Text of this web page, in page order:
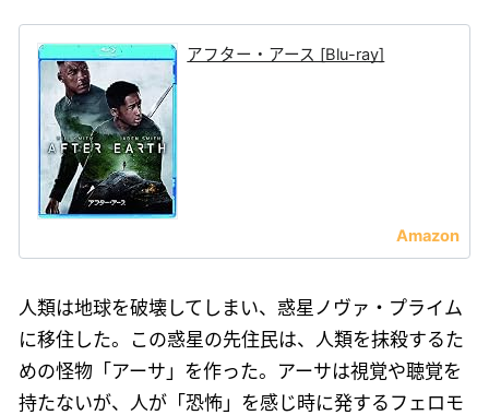
アフター・アース [Blu-ray]
人類は地球を破壊してしまい、惑星ノヴァ・プライム
に移住した。この惑星の先住民は、人類を抹殺するた
めの怪物「アーサ」を作った。アーサは視覚や聴覚を
持たないが、人が「恐怖」を感じ時に発するフェロモ